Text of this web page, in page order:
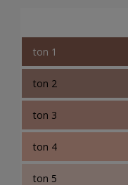
ton 1
ton 2
ton 3
ton 4
ton 5